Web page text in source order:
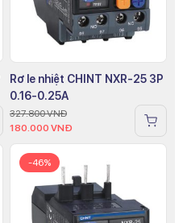
Rơ le nhiệt CHINT NXR-25 3P
0.16-0.25A
327.800VNĐ
180.000 VNĐ
-46%